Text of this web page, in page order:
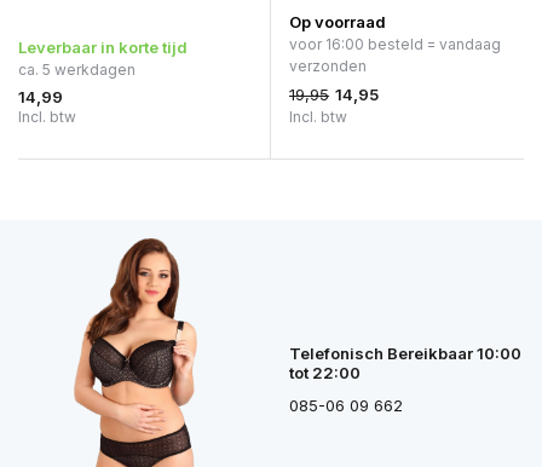
Leverbaar in korte tijd
ca. 5 werkdagen
14,99
Incl. btw
Op voorraad
voor 16:00 besteld = vandaag
verzonden
19,95 14,95
Incl. btw
Telefonisch Bereikbaar 10:00
tot 22:00
085-06 09 662